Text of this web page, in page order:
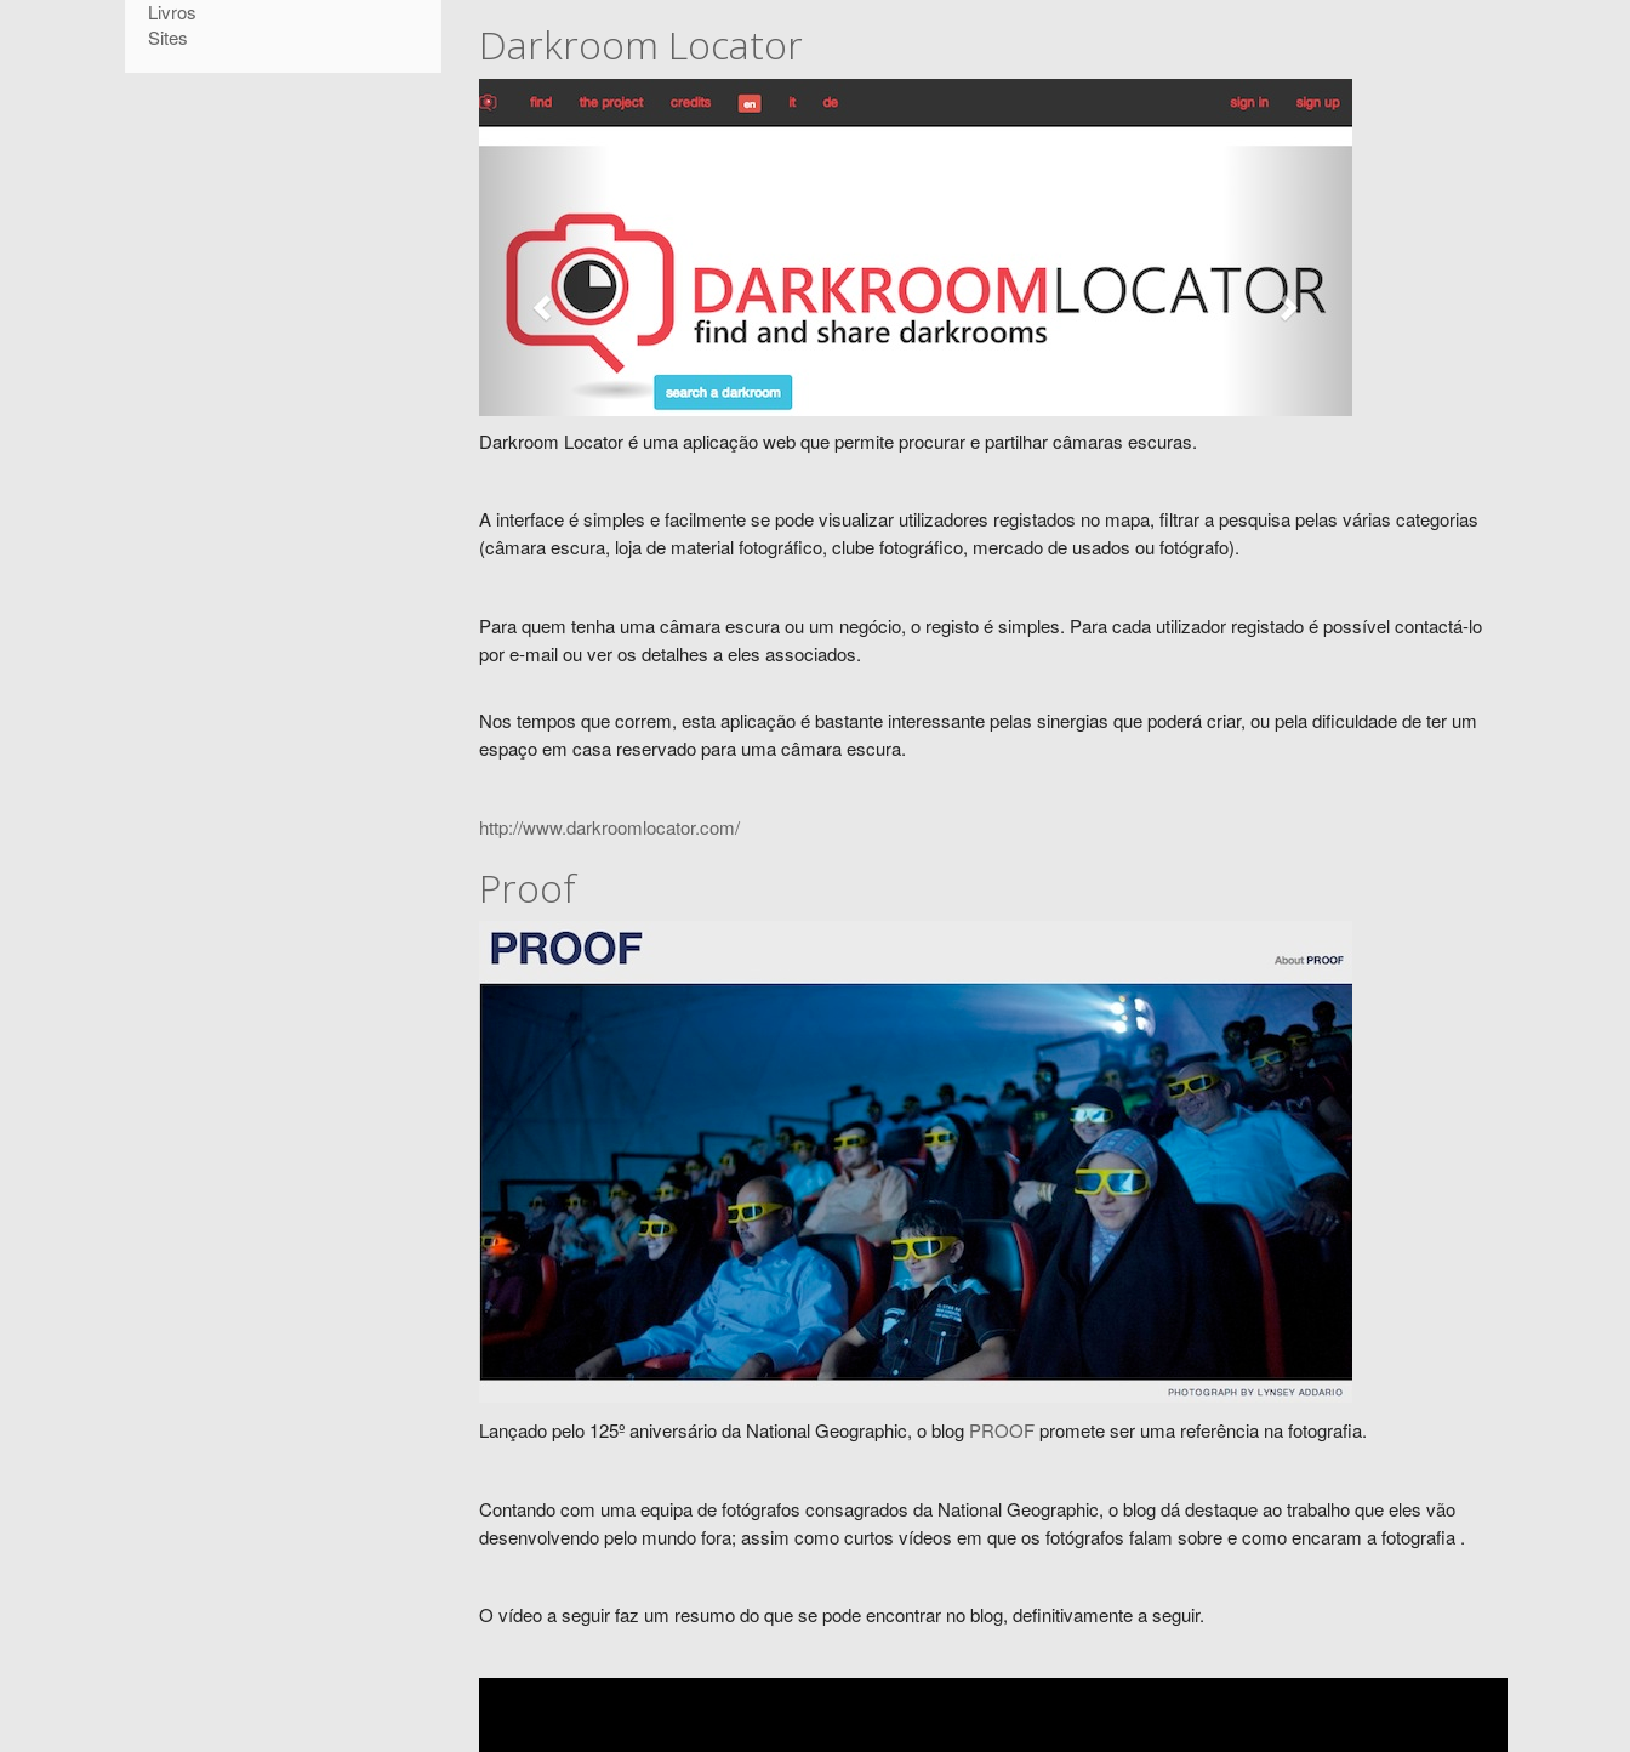
pesquisa
Livros
Sites
Darkroom Locator
Darkroom Locator é uma aplicação web que permite procurar e partilhar câmaras escuras.
A interface é simples e facilmente se pode visualizar utilizadores registados nomapa, filtrar a pesquisapelas várias categorias
(câmara escura, loja de material fotográfico, clube fotográfico, mercado de usados ou fotógrafo).
Para quem tenha uma câmara escura ou um negócio, o registo é simples. Para cada utilizador registado é possível contactá-lo
por e-mail ou ver os detalhes a eles associados.
Nos tempos que correm, esta aplicação é bastante interessante pelas sinergias que poderá criar, ou pela dificuldade de ter um
espaço em casa reservado para uma câmara escura.
http://www.darkroomlocator.com/
Proof
Lançado pelo 125º aniversário da National Geographic, o blog PROOFpromete ser uma referência na fotografia.
Contando com uma equipa de fotógrafos consagrados da National Geographic, o blog dá destaque ao trabalho que eles vão
desenvolvendo pelo mundo fora; assim como curtos vídeos em que os fotógrafos falam sobree como encaram a fotografia.
O vídeo a seguir faz um resumo do que se pode encontrar no blog, definitivamente a seguir.